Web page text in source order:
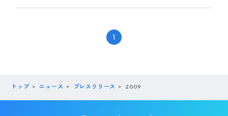
1
トップ ニュース プレスリリース 2009